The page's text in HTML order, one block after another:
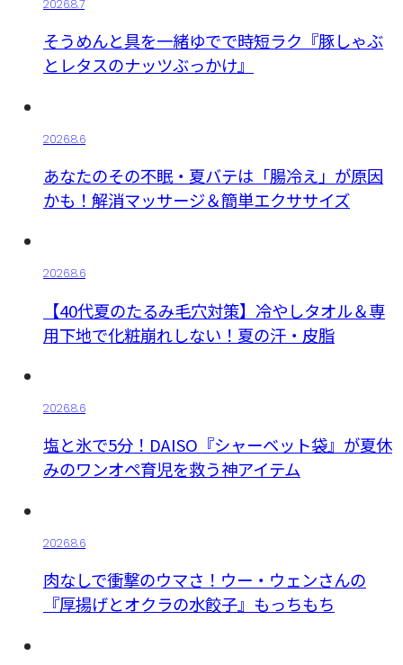
2026.8.7
そうめんと具を一緒ゆでで時短ラク『豚しゃぶ
とレタスのナッツぶっかけ』
2026.8.6
あなたのその不眠・夏バテは「腸冷え」が原因
かも！解消マッサージ＆簡単エクササイズ
2026.8.6
【40代夏のたるみ毛穴対策】冷やしタオル＆専
用下地で化粧崩れしない！夏の汗・皮脂
2026.8.6
塩と氷で5分！DAISO『シャーベット袋』が夏休
みのワンオペ育児を救う神アイテム
2026.8.6
肉なしで衝撃のウマさ！ウー・ウェンさんの
『厚揚げとオクラの水餃子』もっちもち